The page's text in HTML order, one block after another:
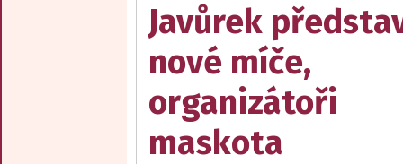
Javůrek
nové míče,
organizátoři
maskota